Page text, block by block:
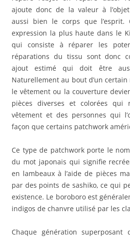
ajoute donc de la valeur à
aussi bien le corps que l’esprit.
expression la plus haute dans le
qui consiste à réparer les
réparations du tissu sont donc
ajout estimé qui doit être
Naturellement au bout d’un
le vêtement ou la couverture
pièces diverses et colorées qui
vêtement et des personnes qui
façon que certains patchwork
Ce type de patchwork porte le
du mot japonais qui signifie
en lambeaux à l’aide de pièces
par des points de sashiko, ce qui
existence. Le boroboro est
indigos de chanvre utilisé par les
Chaque génération superposant